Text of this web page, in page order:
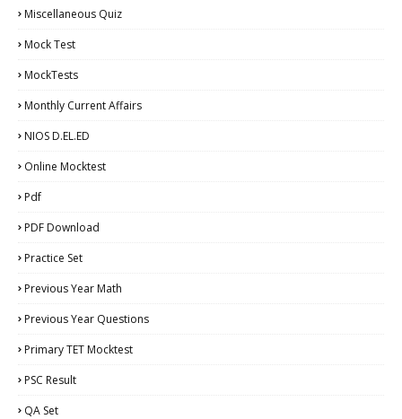
Miscellaneous Quiz
Mock Test
MockTests
Monthly Current Affairs
NIOS D.EL.ED
Online Mocktest
Pdf
PDF Download
Practice Set
Previous Year Math
Previous Year Questions
Primary TET Mocktest
PSC Result
QA Set